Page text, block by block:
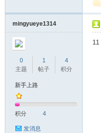
mingyueye1314
0
主题
1
帖子
4
积分
新手上路
积分 4
发消息
11